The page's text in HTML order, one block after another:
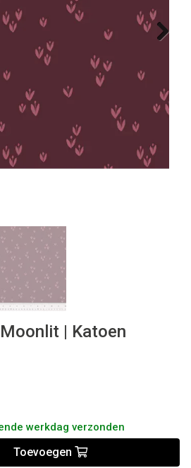
| Katoen
werkdag verzonden
Toevoegen